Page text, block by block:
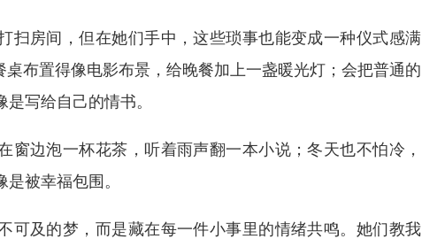
扫房间，但在她们手中，这些琐事也能变成一种仪式感满
桌布置得像电影布景，给晚餐加上一盏暖光灯；会把普通的
写给自己的情书。
窗边泡一杯花茶，听着雨声翻一本小说；冬天也不怕冷，
被幸福包围。
可及的梦，而是藏在每一件小事里的情绪共鸣。她们教我